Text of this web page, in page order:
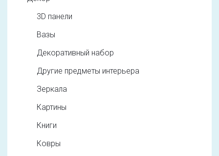
3D панели
Вазы
Декоративный набор
Другие предметы интерьера
Зеркала
Картины
Книги
Ковры